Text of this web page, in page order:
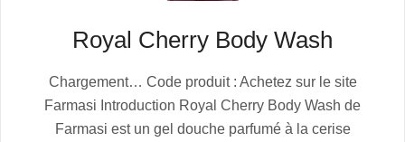
Royal Cherry Body Wash
10-
12
Chargement… Code produit : Achetez sur le site
Farmasi Introduction Royal Cherry Body Wash de
Farmasi est un gel douche parfumé à la cerise